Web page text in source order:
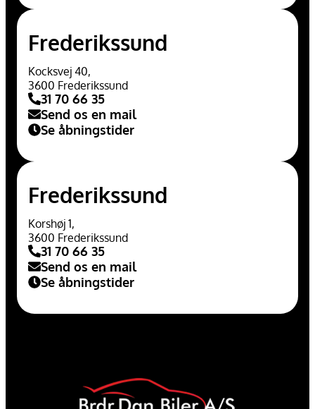
Frederikssund
Kocksvej 40,
3600 Frederikssund
31 70 66 35
Send os en mail
Se åbningstider
Frederikssund
Korshøj 1,
3600 Frederikssund
31 70 66 35
Send os en mail
Se åbningstider